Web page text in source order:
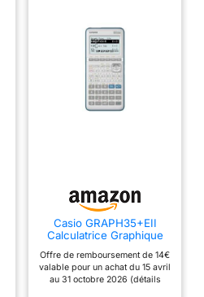
Casio GRAPH35+EII
Calculatrice Graphique
Offre de remboursement de 14€
valable pour un achat du 15 avril
au 31 octobre 2026 (détails